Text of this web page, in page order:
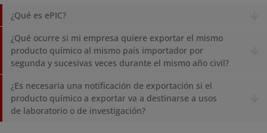
¿Qué es ePIC?
¿Qué ocurre si mi empresa quiere exportar el mismo
producto químico al mismo país importador por
segunda y sucesivas veces durante el mismo año civil?
¿Es necesaria una notificación de exportación si el
producto químico a exportar va a destinarse a usos
de laboratorio o de investigación?